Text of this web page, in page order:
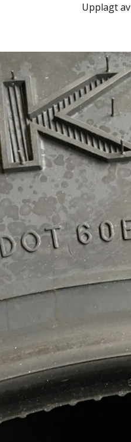
Upplagt av